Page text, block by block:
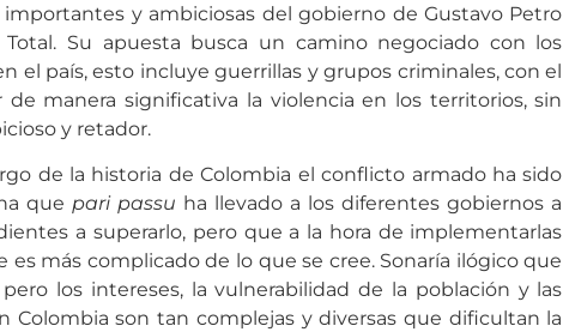
importantes y ambiciosas del gobierno de Gustavo Petro
Total. Su apuesta busca un camino negociado con los
el país, esto incluye guerrillas y grupos criminales, con el
manera significativa la violencia en los territorios, sin
y retador.
de la historia de Colombia el conflicto armado ha sido
quepari passu ha llevado a los diferentes gobiernos a
a superarlo, pero que a la hora de implementarlas
más complicado de lo que se cree. Sonaría ilógico que
los intereses, la vulnerabilidad de la población y las
Colombia son tan complejas y diversas que dificultan la